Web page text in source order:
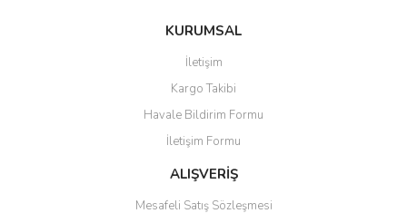
Gönder
KURUMSAL
İletişim
Kargo Takibi
Havale Bildirim Formu
İletişim Formu
ALIŞVERİŞ
Mesafeli Satış Sözleşmesi